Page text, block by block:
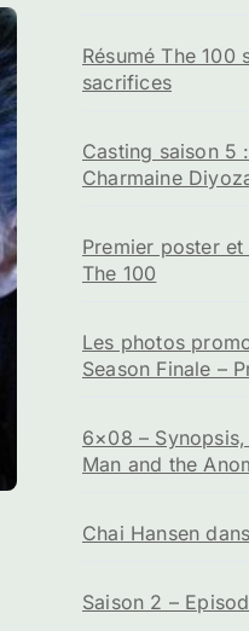
Résumé The 100
sacrifices
Casting saison 5
Charmaine
Premier poster
The 100
Les photos
Season Finale –
6×08 –
Man and the
Chai Hansen
Saison 2 –